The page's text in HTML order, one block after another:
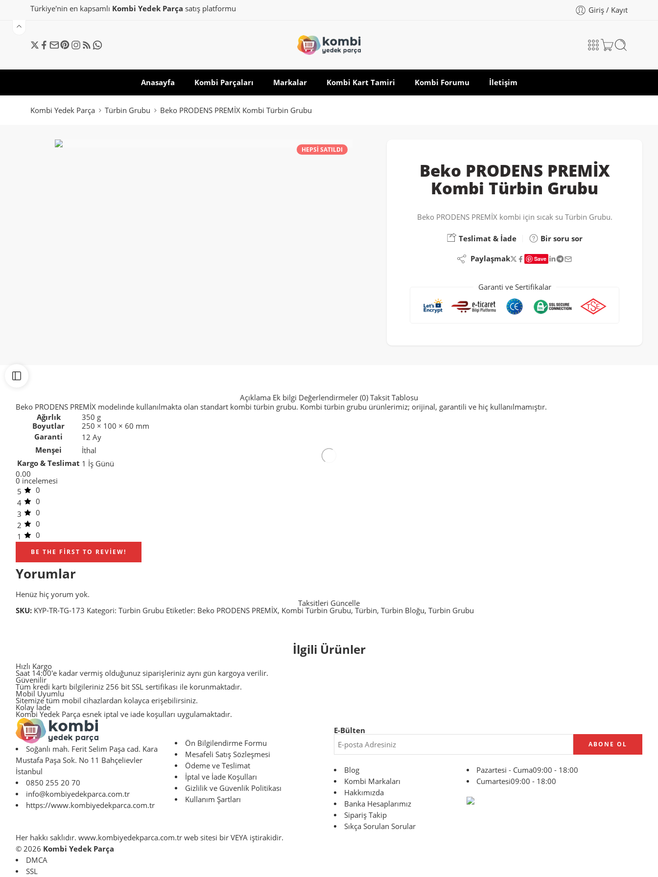
Türkiye'nin en kapsamlı Kombi Yedek Parça satış platformu Giriş / Kayıt
Anasayfa Kombi Parçaları Markalar Kombi Kart Tamiri Kombi Forumu İletişim
Kombi Yedek Parça Türbin Grubu Beko PRODENS PREMİX Kombi Türbin Grubu
HEPSI SATILDI
Beko PRODENS PREMİX
Kombi Türbin Grubu
Beko PRODENS PREMİX kombi için sıcak su Türbin Grubu.
Teslimat & İade Bir soru sor
Paylaşmak Save
Garanti ve Sertifikalar
Açıklama Ek bilgi Değerlendirmeler (0) Taksit Tablosu
Beko PRODENS PREMİX modelinde kullanılmakta olan standart kombi türbin grubu. Kombi türbin grubu ürünlerimiz; orijinal, garantili ve hiç kullanılmamıştır.
Ağırlık
350 g
Boyutlar
250 × 100 × 60 mm
Garanti
12 Ay
Menşei
İthal
Kargo & Teslimat 1 İş Günü
0.00
0 incelemesi
5
0
4
0
3
0
2
0
1
0
BE THE FIRST TO REVIEW!
Yorumlar
Henüz hiç yorum yok.
Taksitleri Güncelle
SKU: KYP-TR-TG-173 Kategori: Türbin Grubu Etiketler: Beko PRODENS PREMİX, Kombi Türbin Grubu, Türbin, Türbin Bloğu, Türbin Grubu
İlgili Ürünler
Hızlı Kargo
Saat 14:00'e kadar vermiş olduğunuz siparişleriniz aynı gün kargoya verilir.
Güvenilir
Tüm kredi kartı bilgileriniz 256 bit SSL sertifikası ile korunmaktadır.
Mobil Uyumlu
Sitemize tüm mobil cihazlardan kolayca erişebilirsiniz.
Kolay İade
Kombi Yedek Parça esnek iptal ve iade koşulları uygulamaktadır.
Soğanlı mah. Ferit Selim Paşa cad. Kara
Mustafa Paşa Sok. No 11 Bahçelievler
İstanbul
0850 255 20 70
info@kombiyedekparca.com.tr
https://www.kombiyedekparca.com.tr
Ön Bilgilendirme Formu
Mesafeli Satış Sözleşmesi
Ödeme ve Teslimat
İptal ve İade Koşulları
Gizlilik ve Güvenlik Politikası
Kullanım Şartları
E-Bülten
Blog
Kombi Markaları
Hakkımızda
Banka Hesaplarımız
Sipariş Takip
Sıkça Sorulan Sorular
Pazartesi - Cuma09:00 - 18:00
Cumartesi09:00 - 18:00
Her hakkı saklıdır. www.kombiyedekparca.com.tr web sitesi bir VEYA iştirakidir.
© 2026 Kombi Yedek Parça
DMCA
SSL